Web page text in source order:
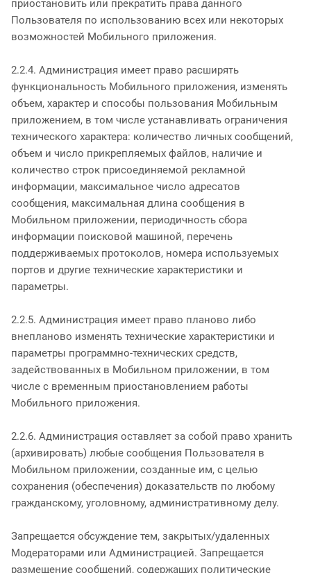
приостановить или прекратить права данного
Пользователя по использованию всех или некоторых
возможностей Мобильного приложения.
2.2.4. Администрация имеет право расширять
функциональность Мобильного приложения, изменять
объем, характер и способы пользования Мобильным
приложением, в том числе устанавливать ограничения
технического характера: количество личных сообщений,
объем и число прикрепляемых файлов, наличие и
количество строк присоединяемой рекламной
информации, максимальное число адресатов
сообщения, максимальная длина сообщения в
Мобильном приложении, периодичность сбора
информации поисковой машиной, перечень
поддерживаемых протоколов, номера используемых
портов и другие технические характеристики и
параметры.
2.2.5. Администрация имеет право планово либо
внепланово изменять технические характеристики и
параметры программно-технических средств,
задействованных в Мобильном приложении, в том
числе с временным приостановлением работы
Мобильного приложения.
2.2.6. Администрация оставляет за собой право хранить
(архивировать) любые сообщения Пользователя в
Мобильном приложении, созданные им, с целью
сохранения (обеспечения) доказательств по любому
гражданскому, уголовному, административному делу.
Запрещается обсуждение тем, закрытых/удаленных
Модераторами или Администрацией. Запрещается
размещение сообщений, содержащих политические